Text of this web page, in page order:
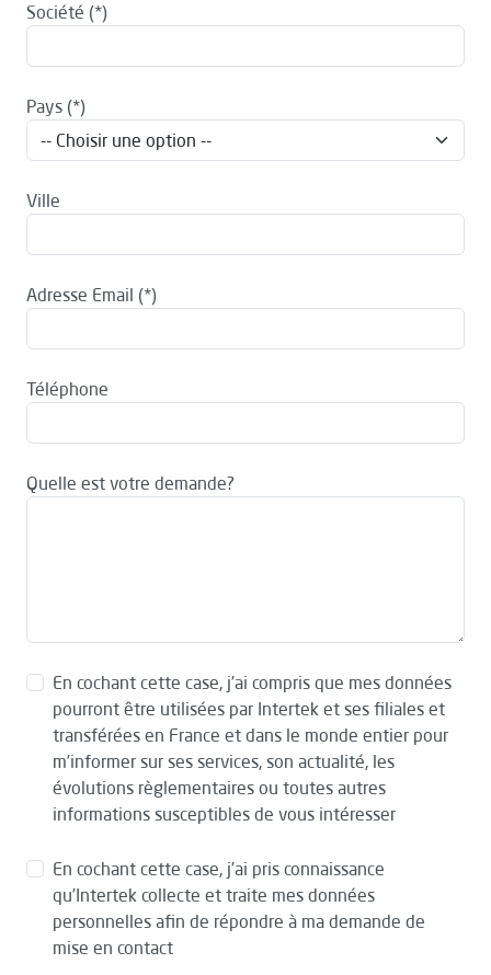
Société
Pays
Ville
Adresse Email
Téléphone
Quelle est votre demande?
En cochant cette case, j’ai compris que mes données
pourront être utilisées par Intertek et ses filiales et
transférées en France et dans le monde entier pour
m’informer sur ses services, son actualité, les
évolutions règlementaires ou toutes autres
informations susceptibles de vous intéresser
En cochant cette case, j’ai pris connaissance
qu’Intertek collecte et traite mes données
personnelles afin de répondre à ma demande de
mise en contact